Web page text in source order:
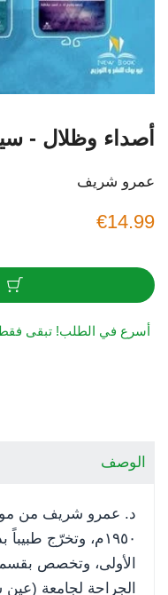
أصداء وظلال -
عمرو شريف
€14.99
أسرع في الطلب! تبقى
الوصف
د. عمرو شريف من
١٩٥٠م، وتخرّج
الأولى، وتخصص
الجراحة لجامعة